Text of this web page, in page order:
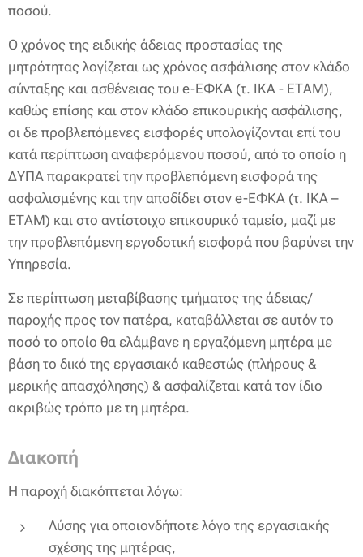
ποσού.
Ο χρόνος της ειδικής άδειας προστασίας της
μητρότητας λογίζεται ως χρόνος ασφάλισης στον κλάδο
σύνταξης και ασθένειας του e-ΕΦΚΑ (τ. ΙΚΑ - ΕΤΑΜ),
καθώς επίσης και στον κλάδο επικουρικής ασφάλισης,
οι δε προβλεπόμενες εισφορές υπολογίζονται επί του
κατά περίπτωση αναφερόμενου ποσού, από το οποίο η
ΔΥΠΑ παρακρατεί την προβλεπόμενη εισφορά της
ασφαλισμένης και την αποδίδει στον e-ΕΦΚΑ (τ. ΙΚΑ –
ΕΤΑΜ) και στο αντίστοιχο επικουρικό ταμείο, μαζί με
την προβλεπόμενη εργοδοτική εισφορά που βαρύνει την
Υπηρεσία.
Σε περίπτωση μεταβίβασης τμήματος της άδειας/
παροχής προς τον πατέρα, καταβάλλεται σε αυτόν το
ποσό το οποίο θα ελάμβανε η εργαζόμενη μητέρα με
βάση το δικό της εργασιακό καθεστώς (πλήρους &
μερικής απασχόλησης) & ασφαλίζεται κατά τον ίδιο
ακριβώς τρόπο με τη μητέρα.
Διακοπή
Η παροχή διακόπτεται λόγω:
Λύσης για οποιονδήποτε λόγο της εργασιακής
σχέσης της μητέρας,